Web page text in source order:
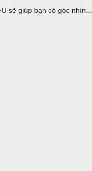
sẽ giúp bạn có góc nhìn...